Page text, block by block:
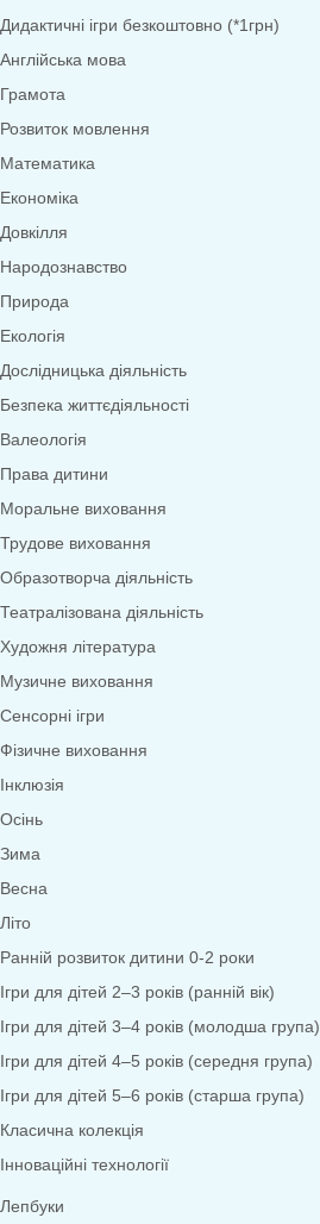
ПОШУК
Вхід / реєстрація
0
Меню
Переглянути категорії
Дидактичні ігри
Дидактичні ігри безкоштовно (*1грн)
Англійська мова
Грамота
Розвиток мовлення
Математика
Довкілля
Народознавство
Природа
Екологія
Дослідницька діяльність
Валеологія
Права дитини
Моральне виховання
Трудове виховання
Образотворча діяльність